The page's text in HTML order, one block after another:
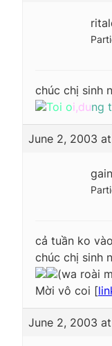
chúc chị sinh
Toi oi,dung
June 2, 2003
cả tuần ko
chúc chị sinh
(wa roài
Mời vô coi [
June 2, 2003